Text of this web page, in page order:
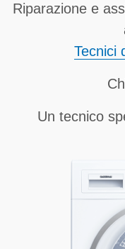
Riparazione e
Tecnici
Un tecnico